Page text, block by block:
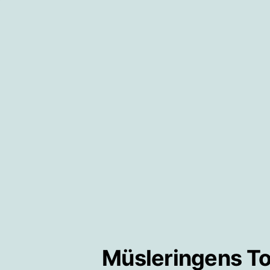
Müsleringens